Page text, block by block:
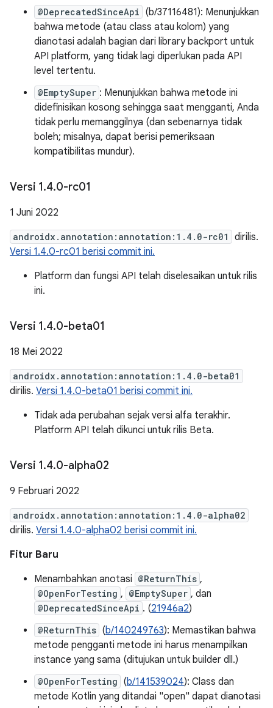
@DeprecatedSinceApi (b/37116481): Menunjukkan
bahwa metode (atau class atau kolom) yang
dianotasi adalah bagian dari library backport untuk
API platform, yang tidak lagi diperlukan pada API
level tertentu.
@EmptySuper : Menunjukkan bahwa metode ini
didefinisikan kosong sehingga saat mengganti, Anda
tidak perlu memanggilnya (dan sebenarnya tidak
boleh; misalnya, dapat berisi pemeriksaan
kompatibilitas mundur).
Versi 1.4.0-rc01
1 Juni 2022
androidx.annotation:annotation:1.4.0-rc01
dirilis.
Versi 1.4.0-rc01 berisi commit ini.
Platform dan fungsi API telah diselesaikan untuk rilis
ini.
Versi 1.4.0-beta01
18 Mei 2022
androidx.annotation:annotation:1.4.0-beta01
dirilis. Versi 1.4.0-beta01 berisi commit ini.
Tidak ada perubahan sejak versi alfa terakhir.
Platform API telah dikunci untuk rilis Beta.
Versi 1.4.0-alpha02
9 Februari 2022
androidx.annotation:annotation:1.4.0-alpha02
dirilis. Versi 1.4.0-alpha02 berisi commit ini.
Fitur Baru
Menambahkan anotasi @ReturnThis ,
@OpenForTesting , @EmptySuper , dan
@DeprecatedSinceApi . (21946a2)
@ReturnThis (b/140249763): Memastikan bahwa
metode pengganti metode ini harus menampilkan
instance yang sama (ditujukan untuk builder dll.)
@OpenForTesting (b/141539024): Class dan
metode Kotlin yang ditandai "open" dapat dianotasi